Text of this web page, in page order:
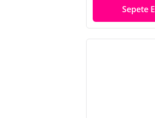
Sepete